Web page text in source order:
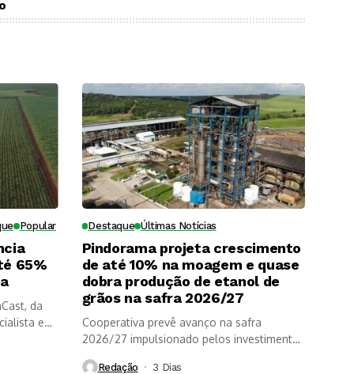
Popular
65%
da
em
Destaque Últimas Notícias
Pindorama projeta crescimento
de até 10% na moagem e quase
dobra produção de etanol de
grãos na safra 2026/27
Cooperativa prevê avanço na safra
2026/27 impulsionado pelos investimentos
Redação 3 Dias ⁮